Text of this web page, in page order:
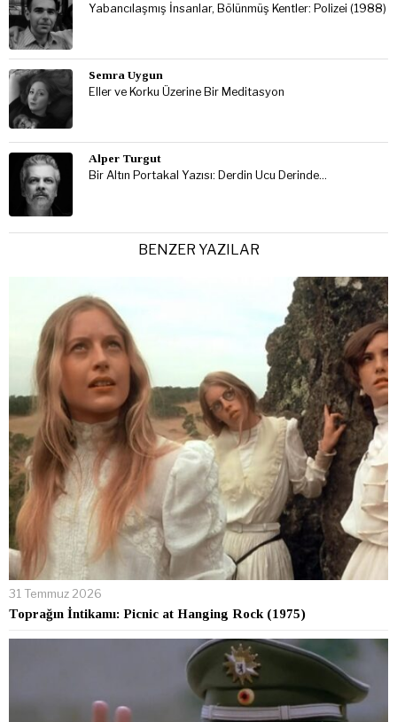
Yabancılaşmış İnsanlar, Bölünmüş Kentler: Polizei (1988)
Semra Uygun
Eller ve Korku Üzerine Bir Meditasyon
Alper Turgut
Bir Altın Portakal Yazısı: Derdin Ucu Derinde…
BENZER YAZILAR
31 Temmuz 2026
Toprağın İntikamı: Picnic at Hanging Rock (1975)